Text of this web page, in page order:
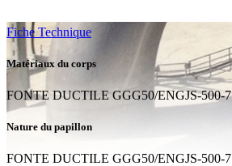
Fiche Technique
Matériaux du corps
FONTE DUCTILE GGG50/ENGJS-500-7
Nature du papillon
FONTE DUCTILE GGG50/ENGJS-500-7